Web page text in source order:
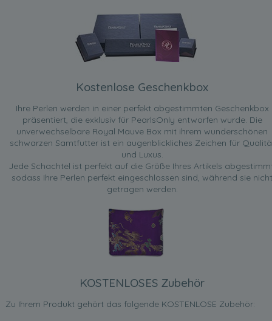
Kostenlose Geschenkbox
Ihre Perlen werden in einer perfekt abgestimmten Geschenkbox
präsentiert, die exklusiv für PearlsOnly entworfen wurde. Die
unverwechselbare Royal Mauve Box mit ihrem wunderschönen
schwarzen Samtfutter ist ein augenblickliches Zeichen für
und Luxus.
Jede Schachtel ist perfekt auf die Größe Ihres Artikels
sodass Ihre Perlen perfekt eingeschlossen sind, während sie nicht
getragen werden.
KOSTENLOSES Zubehör
Zu Ihrem Produkt gehört das folgende KOSTENLOSE Zubehör: